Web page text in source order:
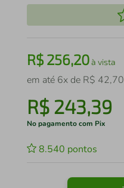
R$256,20à vista
em até 6x de R$ 42,70
R$ 243,39
No pagamento com Pix
8.540 pontos